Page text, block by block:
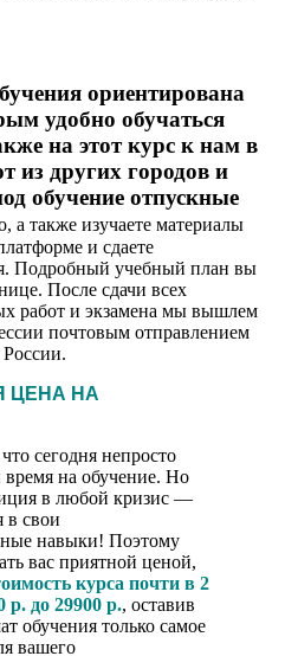
ориентирована
удобно обучаться
на этот курс к нам в
из других городов и
обучение отпускные
а также изучаете материалы
и сдаете
Подробный учебный план вы
После сдачи всех
работ и экзамена мы вышлем
почтовым отправлением
ЦЕНА НА
сегодня непросто
время на обучение. Но
в любой кризис —
в свои
навыки! Поэтому
вас приятной ценой,
курса почти в 2
р. до 29900 р., оставив
обучения только самое
вашего